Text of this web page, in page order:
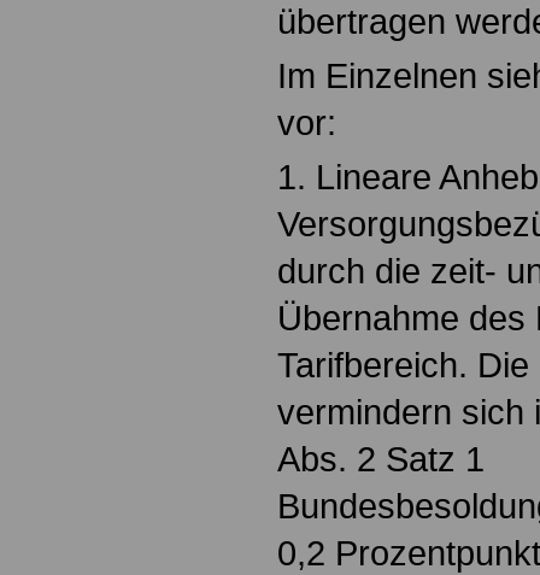
übertragen
Im Einzelnen
vor:
1. Lineare
durch die zeit-
Übernahme des
Tarifbereich.
vermindern sich
Abs. 2 Satz 1
0,2